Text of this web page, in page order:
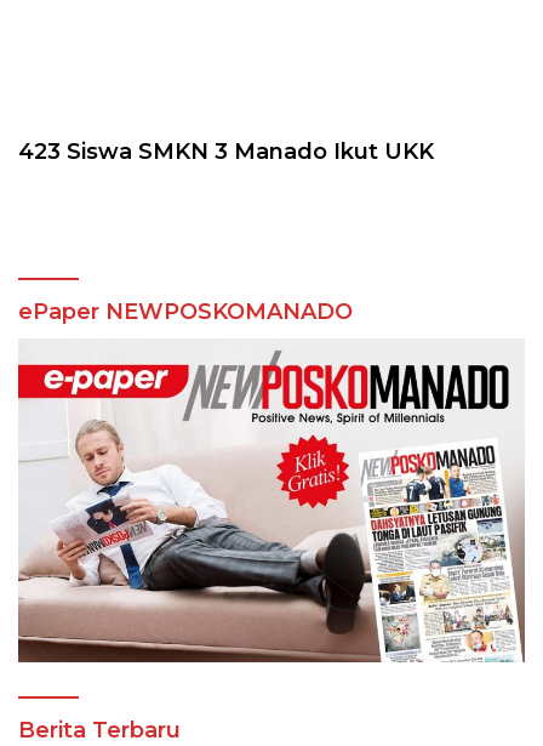
423 Siswa SMKN 3 Manado Ikut UKK
ePaper NEWPOSKOMANADO
Berita Terbaru